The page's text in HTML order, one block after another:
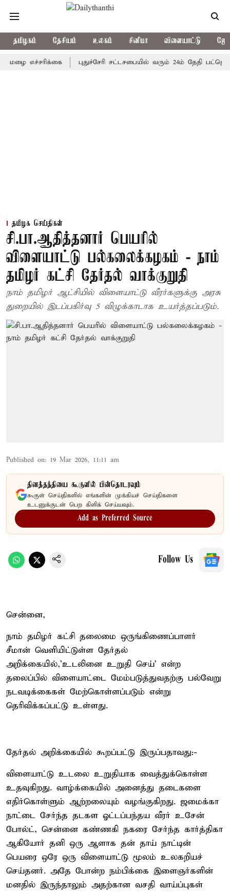
தமிழகம் தேசியம் உலகம் சினிமா விளையாட்டு
புதுச்சேரி சட்டசபையில் வரும் 24ம் தேதி பட்ஜெட்
தமிழக செய்திகள்
சி.பா.ஆதித்தனார் பெயரில்
விளையாட்டு பல்கலைக்கழகம் - நாம்
தமிழர் கட்சி தேர்தல் வாக்குறுதி
நாம் தமிழர் ஆட்சியில் விளையாட்டு வீரர்களுக்கு அரசு
துறையில் இடப்பகிர்வு 5 விழுக்காடாக உயர்த்தப்படும்.
Published on: 19 Mar 2026, 11:11 am
தினத்தந்தியை கூகுளில் பின்தொடரவும்
கூகுள் செய்திகளில் எங்களின் முக்கியச் செய்திகளை
உடனுக்குடன் பெற கிளிக் செய்யவும்.
Add as Preferred Source
Follow Us
சென்னை,
நாம் தமிழர் கட்சி தலைமை ஒருங்கிணைப்பாளர்
சீமான் வெளியிட்டுள்ள தேர்தல்
அறிக்கையில்,'உடலினை உறுதி செய்' என்ற
தலைப்பில் விளையாட்டை மேம்படுத்துவதற்கு பல்வேறு
நடவடிக்கைகள் மேற்கொள்ளப்படும் என்று
தெரிவிக்கப்பட்டு உள்ளது.
தேர்தல் அறிக்கையில் கூறப்பட்டு இருப்பதாவது:-
விளையாட்டு உடலை உறுதியாக வைத்துக்கொள்ள
உதவுகிறது. வாழ்க்கையில் அனைத்து தடைகளை
எதிர்கொள்ளும் ஆற்றலையும் வழங்குகிறது. ஜமைக்கா
நாட்டை சேர்ந்த தடகள ஓட்டப்பந்தய வீரர் உசேன்
போல்ட், சென்னை கண்ணகி நகரை சேர்ந்த கார்த்திகா
ஆகியோர் தனி ஒரு ஆளாக தன் தாய் நாட்டின்
பெயரை ஒரே ஒரு விளையாட்டு மூலம் உலகறியச்
செய்தனர். அதே போன்ற நம்பிக்கை இளைஞர்களின்
மனதில் இருந்தாலும் அதற்கான வசதி வாய்ப்புகள்